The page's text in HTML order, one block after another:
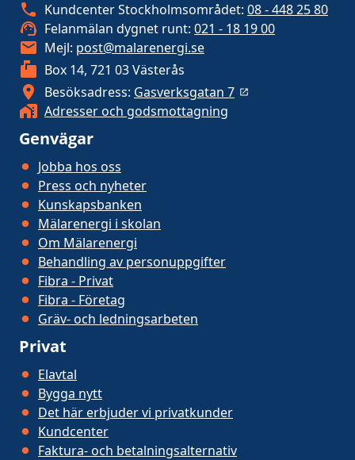
Kundcenter Stockholmsområdet: 08 - 448 25 80
Felanmälan dygnet runt: 021 - 18 19 00
Mejl: post@malarenergi.se
Box 14, 721 03 Västerås
Besöksadress: Gasverksgatan 7
Adresser och godsmottagning
Genvägar
Jobba hos oss
Press och nyheter
Kunskapsbanken
Mälarenergi i skolan
Om Mälarenergi
Behandling av personuppgifter
Fibra - Privat
Fibra - Företag
Gräv- och ledningsarbeten
Privat
Elavtal
Bygga nytt
Det här erbjuder vi privatkunder
Kundcenter
Faktura- och betalningsalternativ